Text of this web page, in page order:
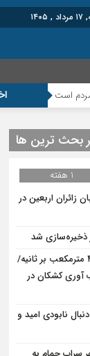
پروژه‌های
بحث ترین ها
1 هفته
زائران اربعین در
افزایش دبی کشکان به ۴۵۰ مترمکعب بر ثانیه/
آوری کشکان در
نابودی امید و